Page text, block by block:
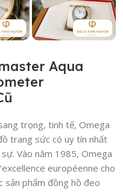
Aqua
trọng, tinh tế, Omega
trang sức có uy tín nhất
Vào năm 1985, Omega
européenne cho
sản phẩm đồng hồ đeo